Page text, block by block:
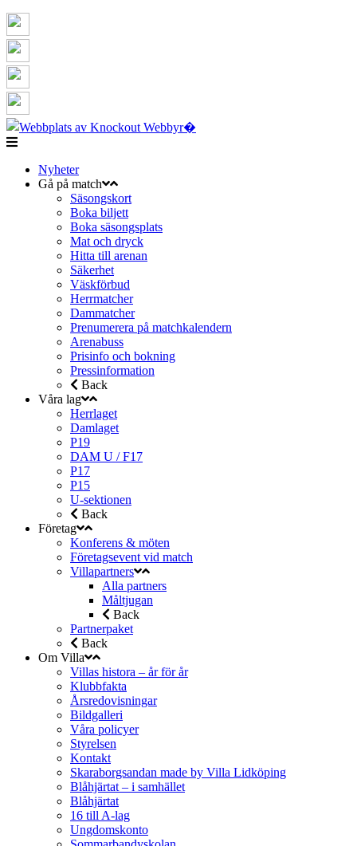
Nyheter
Gå på match
Säsongskort
Boka biljett
Boka säsongsplats
Mat och dryck
Hitta till arenan
Säkerhet
Väskförbud
Herrmatcher
Dammatcher
Prenumerera på matchkalendern
Arenabuss
Prisinfo och bokning
Pressinformation
Back
Våra lag
Herrlaget
Damlaget
P19
DAM U / F17
P17
P15
U-sektionen
Back
Företag
Konferens & möten
Företagsevent vid match
Villapartners
Alla partners
Måltjugan
Back
Partnerpaket
Back
Om Villa
Villas histora – år för år
Klubbfakta
Årsredovisningar
Bildgalleri
Våra policyer
Styrelsen
Kontakt
Skaraborgsandan made by Villa Lidköping
Blåhjärtat – i samhället
Blåhjärtat
16 till A-lag
Ungdomskonto